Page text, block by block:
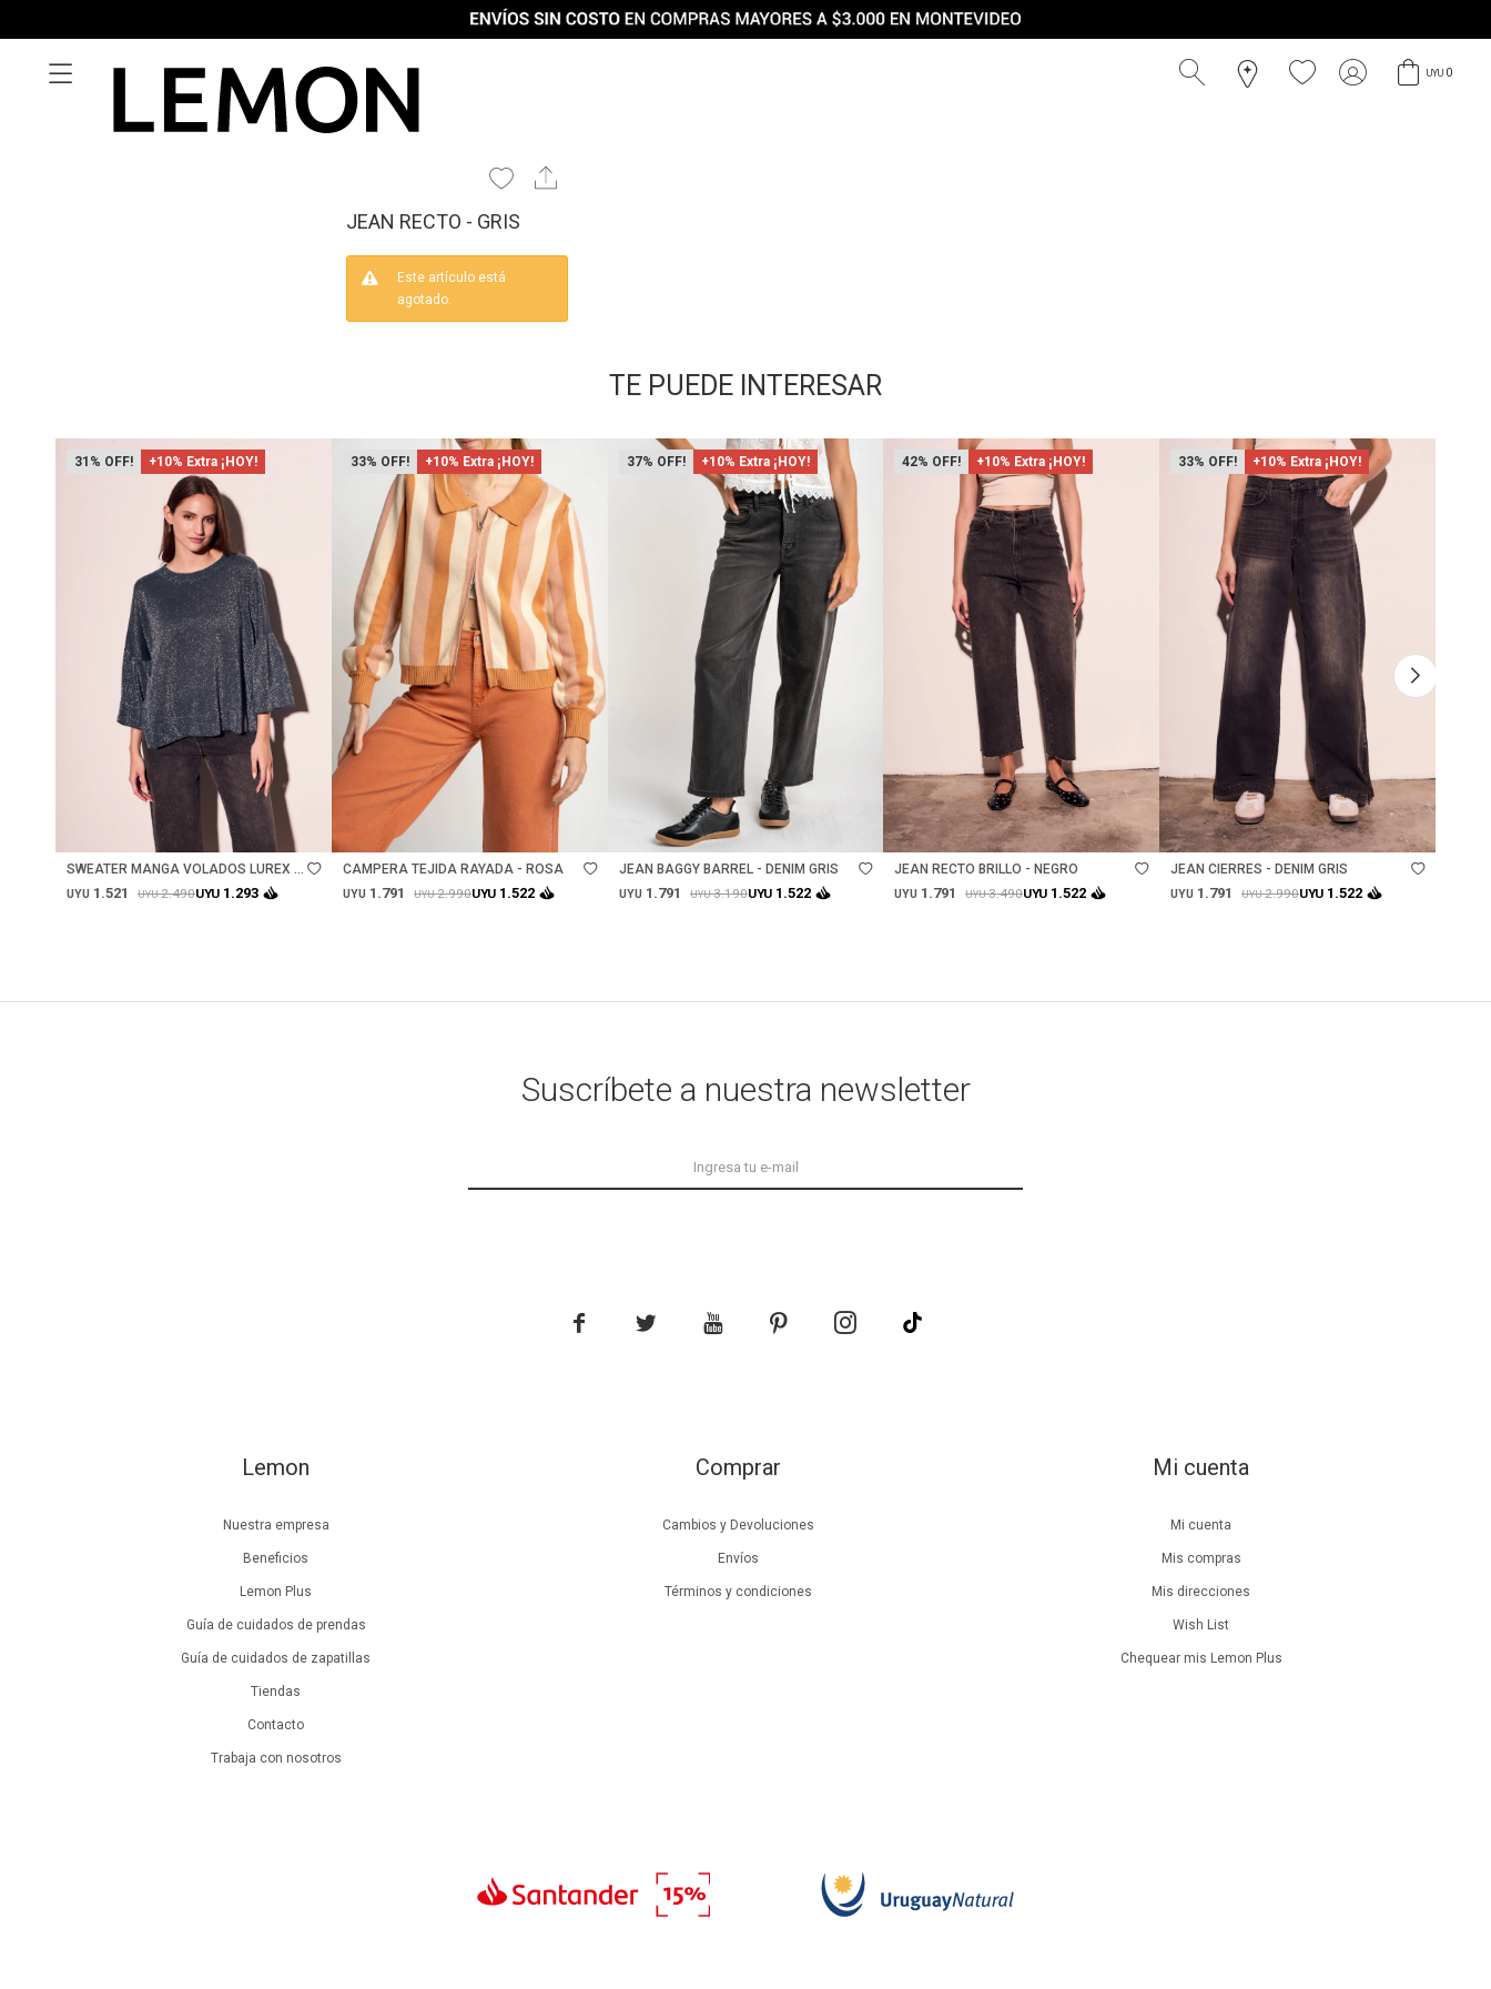
UYU 0

JEAN RECTO - GRIS
Este artículo está
agotado.
TE PUEDE INTERESAR
31 +10% Extra ¡HOY!
SWEATER MANGA VOLADOS LUREX -
UYU 1.521 UYU2.490UYU 1.293
33 +10% Extra ¡HOY!
CAMPERA TEJIDA RAYADA - ROSA
UYU 1.791 UYU2.990UYU 1.522
37 +10% Extra ¡HOY!
Talle
JEAN BAGGY BARREL - DENIM GRIS
UYU 1.791 UYU3.190UYU 1.522
42 +10% Extra ¡HOY!
Talle
JEAN RECTO BRILLO - NEGRO
UYU 1.791 UYU3.490UYU 1.522
33 +10% Extra ¡HOY!
Talle
JEAN CIERRES - DENIM GRIS
UYU 1.791 UYU2.990UYU 1.522
Lemon
Nuestra empresa
Beneficios
Lemon Plus
Guía de cuidados de prendas
Guía de cuidados de zapatillas
Tiendas
Contacto
Trabaja con nosotros
Comprar
Cambios y Devoluciones
Envíos
Términos y condiciones
Mi cuenta
Mi cuenta
Mis compras
Mis direcciones
Wish List
Chequear mis Lemon Plus
Suscríbete a nuestra newsletter
    